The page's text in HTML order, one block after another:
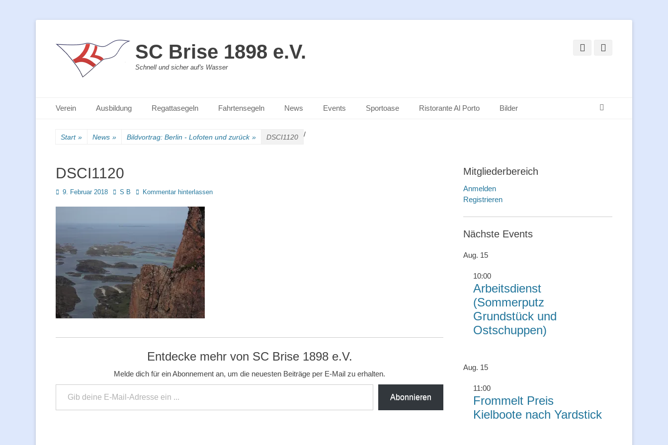
SC Brise 1898 e.V.
Schnell und sicher auf's Wasser
Facebook
Primäres Menü
Inhalt
Verein Ausbildung Regattasegeln Fahrtensegeln News Events Sportoase Ristorante Al Porto Bilder
Start » News » /
Bildvortrag: Berlin - Lofoten und zurück » DSCI1120
DSCI1120
Posted
9. Februar 2018 Autor
S B Kommentar hinterlassen
Entdecke mehr von SC Brise 1898 e.V.
Melde dich für ein Abonnement an, um die neuesten Beiträge per E-Mail zu erhalten.
Gib deine E-Mail-Adresse ein ...
Abonnieren
Mitgliederbereich
Anmelden
Registrieren
Nächste Events
Aug. 15
10:00
Arbeitsdienst
(Sommerputz
Grundstück und
Ostschuppen)
Aug. 15
11:00
Frommelt Preis
Kielboote nach Yardstick